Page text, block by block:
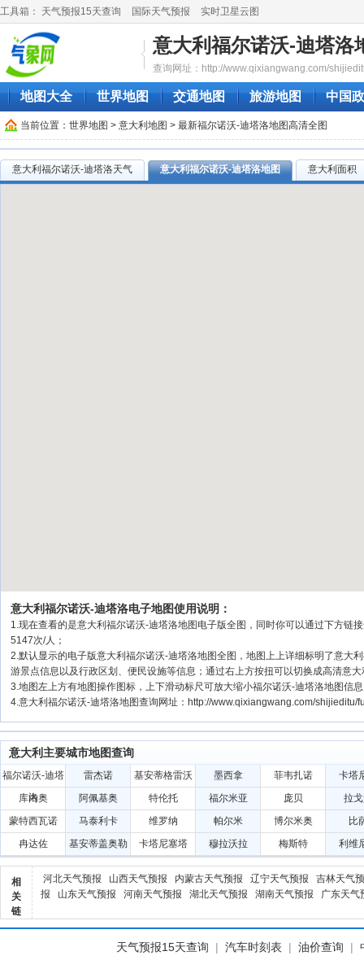
工具箱： 天气预报15天查询 国际天气预报 实时卫星云图
意大利福尔诺沃-迪塔洛
查询网址：http://www.qixiangwang.com/
地图大全 世界地图 交通地图 旅游地图 中国
当前位置： 世界地图 > 意大利地图 > 最新福尔诺沃-迪塔洛地图高清全图
意大利福尔诺沃-迪塔洛天气 意大利福尔诺沃-迪塔洛地图 意大利面积
意大利福尔诺沃-迪塔洛电子地图使用说明：
1.现在查看的是意大利福尔诺沃-迪塔洛地图电子版全图，同时你可以通过下方链
5147次/人；
2.默认显示的电子版意大利福尔诺沃-迪塔洛地图全图，地图上上详细标明了意大
游景点信息以及行政区划、便民设施等信息；通过右上方按扭可以切换成高清意
3.地图左上方有地图操作图标，上下滑动标尺可放大缩小福尔诺沃-迪塔洛地图信
4.意大利福尔诺沃-迪塔洛地图查询网址：http://www.qixiangwang.com/shijieditu/
意大利主要城市地图查询
福尔诺沃-迪塔
洛
雷杰诺 基安蒂格雷沃 墨西拿 菲韦扎诺
卡塔
库内奥
阿佩基奥 特伦托 福尔米亚 庞贝
拉
蒙特西瓦诺
马泰利卡 维罗纳 帕尔米 博尔米奥
比
冉达佐
基安蒂盖奥勒 卡塔尼塞塔 穆拉沃拉 梅斯特 利维
相
关
链
河北天气预报 山西天气预报 内蒙古天气预报 辽宁天气预报
吉林天气
报
山东天气预报 河南天气预报 湖北天气预报 湖南天气预报 广东天气
天气预报15天查询 | 汽车时刻表 | 油价查询 |